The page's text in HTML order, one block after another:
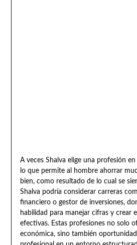
A veces Shalva elige una profesión
lo que permite al hombre ahorrar
bien, como resultado de lo cual se
Shalva podría considerar carreras
financiero o gestor de inversiones,
habilidad para manejar cifras y crear
efectivas. Estas profesiones no solo
económica, sino también